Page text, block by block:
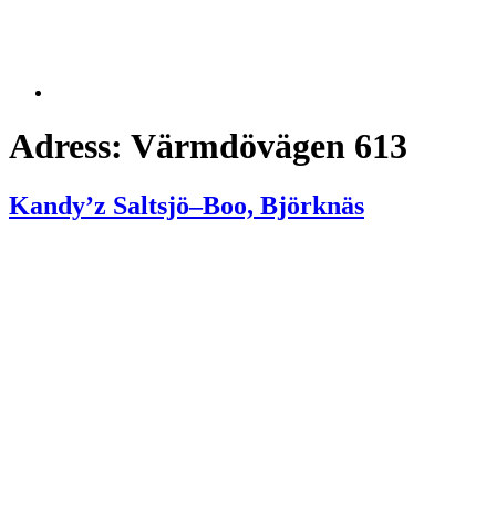
Adress: Värmdövägen 613
Kandy’z Saltsjö–Boo, Björknäs